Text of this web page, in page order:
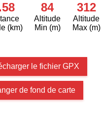
(km)
84
Altitude
Min (m)
312
Altitude
Max (m)
le fichier GPX
de fond de carte